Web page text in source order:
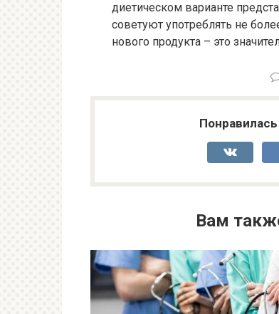
диетическом варианте
советуют употреблять не
нового продукта – это
Вам